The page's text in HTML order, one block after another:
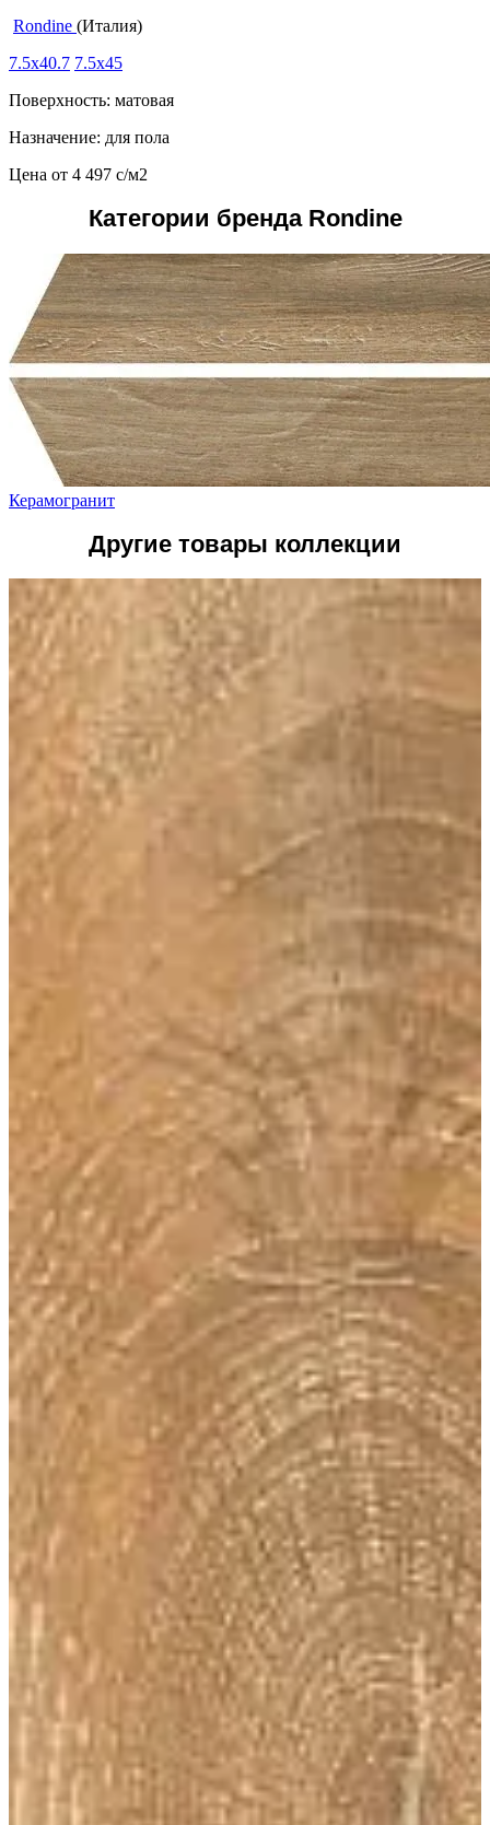
Rondine (Италия)
7.5x40.7 7.5x45
Поверхность: матовая
Назначение: для пола
Цена от 4 497 c/м2
Категории бренда Rondine
Керамогранит
Другие товары коллекции